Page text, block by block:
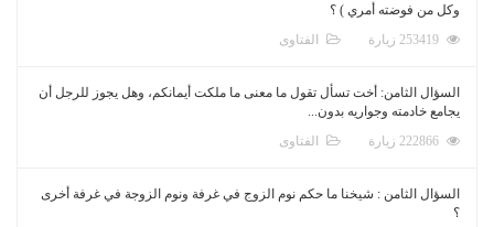
وكل من فوضته أمري ) ؟
الفتاوى
السؤال الثامن: أخت تسأل تقول ما معنى ما ملكت أيمانكم، وهل يجوز للرجل أن
يجامع خادمته وجواريه بدون...
الفتاوى
السؤال الثامن : شيخنا ما حكم نوم الزوج في غرفة ونوم الزوجة في غرفة أخرى
؟